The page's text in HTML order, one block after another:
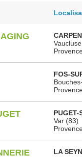
FOS-
PUGET-
Var (83)
LA